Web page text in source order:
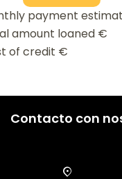
payment
amount loaned €
of credit €
Contacto con